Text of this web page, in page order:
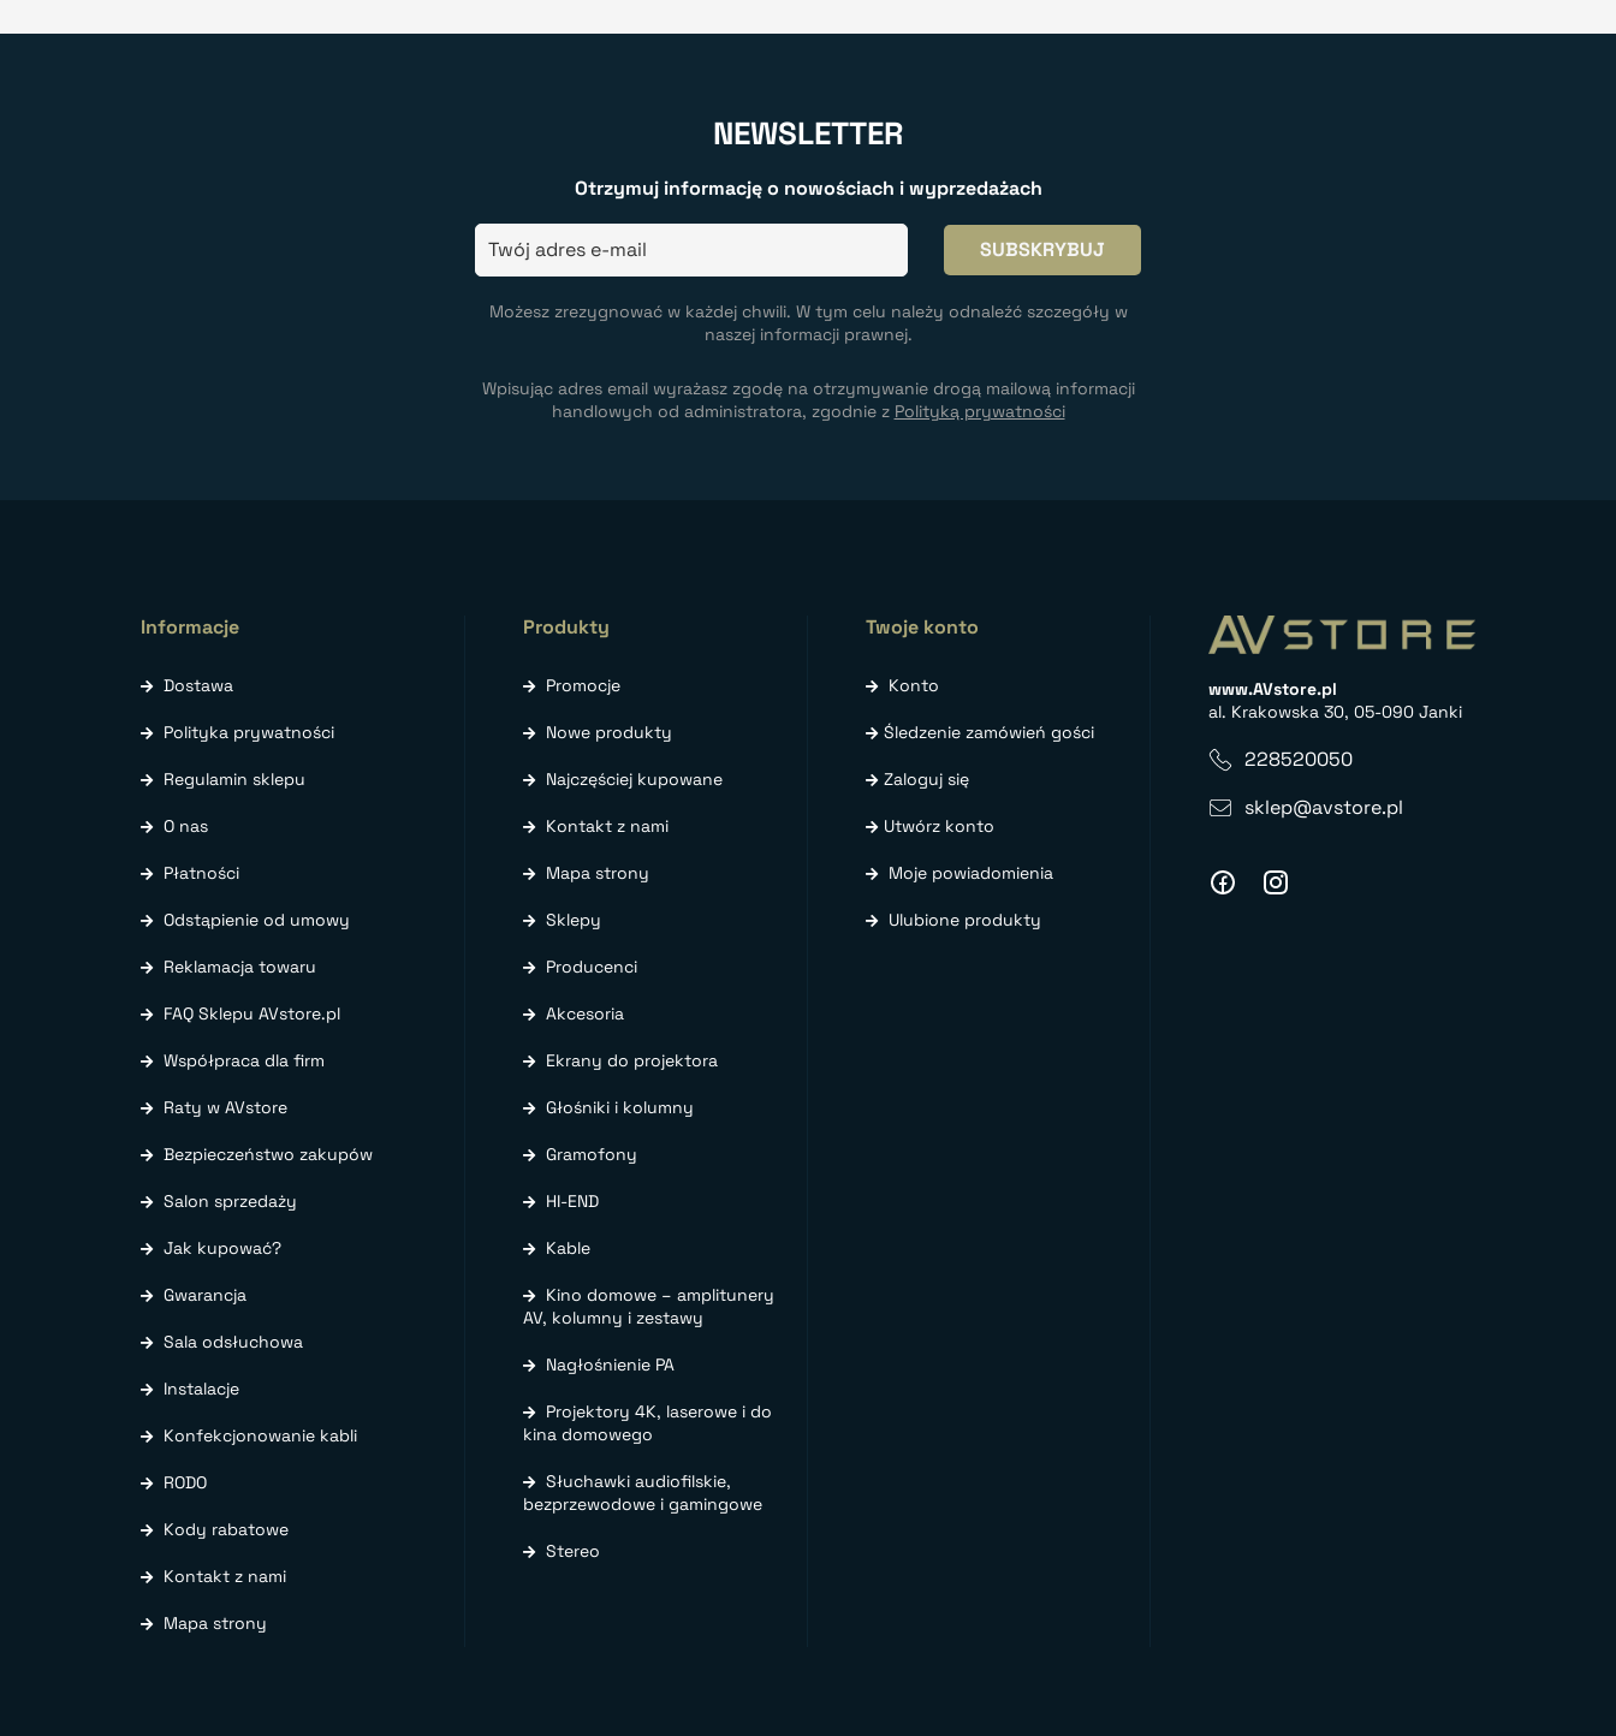
NEWSLETTER
Otrzymuj informację o nowościach i wyprzedażach
Możesz zrezygnować w każdej chwili. W tym celu należy odnaleźć szczegóły w
naszej informacji prawnej.
Wpisując adres email wyrażasz zgodę na otrzymywanie drogą mailową informacji
handlowych od administratora, zgodnie z Polityką prywatności
Informacje
Dostawa
Polityka prywatności
Regulamin sklepu
O nas
Płatności
Odstąpienie od umowy
Reklamacja towaru
FAQ Sklepu AVstore.pl
Współpraca dla firm
Raty w AVstore
Bezpieczeństwo zakupów
Salon sprzedaży
Jak kupować?
Gwarancja
Sala odsłuchowa
Instalacje
Konfekcjonowanie kabli
RODO
Kody rabatowe
Kontakt z nami
Mapa strony
Produkty
Promocje
Nowe produkty
Najczęściej kupowane
Kontakt z nami
Mapa strony
Sklepy
Producenci
Akcesoria
Ekrany do projektora
Głośniki i kolumny
Gramofony
HI-END
Kable
Kino domowe – amplitunery
AV, kolumny i zestawy
Nagłośnienie PA
Projektory 4K, laserowe i do
kina domowego
Słuchawki audiofilskie,
bezprzewodowe i gamingowe
Stereo
Twoje konto
Konto
Śledzenie zamówień gości
Zaloguj się
Utwórz konto
Moje powiadomienia
Ulubione produkty
www.AVstore.pl
al. Krakowska 30, 05-090 Janki
228520050
sklep@avstore.pl